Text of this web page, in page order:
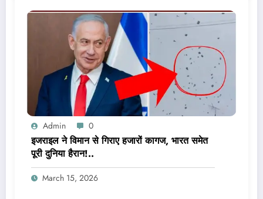
Admin 0
इजराइल ने विमान से गिराए हजारों कागज, भारत समेत
पूरी दुनिया हैरान!..
March 15, 2026